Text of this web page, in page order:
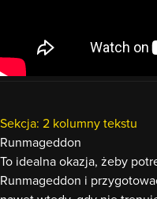
Sekcja: 2 kolumny tekstu
Runmageddon
To idealna okazja, żeby
Runmageddon i